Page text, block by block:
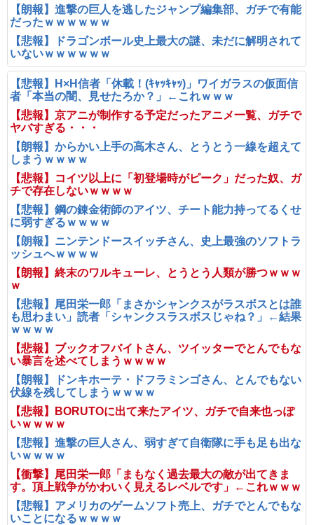
【朗報】進撃の巨人を逃したジャンプ編集部、ガチで有能
だったｗｗｗｗｗｗ
【悲報】ドラゴンボール史上最大の謎、未だに解明されて
いないｗｗｗｗｗｗ
【悲報】H×H信者「休載！(ｷｬｯｷｬｯ)」ワイガラスの仮面信
者「本当の闇、見せたろか？」←これｗｗｗ
【悲報】京アニが制作する予定だったアニメ一覧、ガチで
ヤバすぎる・・・
【朗報】からかい上手の高木さん、とうとう一線を超えて
しまうｗｗｗｗ
【悲報】コイツ以上に「初登場時がピーク」だった奴、ガ
チで存在しないｗｗｗｗ
【悲報】鋼の錬金術師のアイツ、チート能力持ってるくせ
に弱すぎるｗｗｗｗ
【朗報】ニンテンドースイッチさん、史上最強のソフトラ
ッシュへｗｗｗｗ
【朗報】終末のワルキューレ、とうとう人類が勝つｗｗｗ
ｗ
【悲報】尾田栄一郎「まさかシャンクスがラスボスとは誰
も思わまい」読者「シャンクスラスボスじゃね？」←結果
ｗｗｗｗ
【悲報】ブックオフバイトさん、ツイッターでとんでもな
い暴言を述べてしまうｗｗｗｗ
【朗報】ドンキホーテ・ドフラミンゴさん、とんでもない
伏線を残してしまうｗｗｗｗ
【悲報】BORUTOに出て来たアイツ、ガチで自来也っぽ
いｗｗｗｗ
【悲報】進撃の巨人さん、弱すぎて自衛隊に手も足も出な
いｗｗｗｗ
【衝撃】尾田栄一郎「まもなく過去最大の敵が出てきま
す。頂上戦争がかわいく見えるレベルです」←これｗｗｗ
【悲報】アメリカのゲームソフト売上、ガチでとんでもな
いことになるｗｗｗｗ